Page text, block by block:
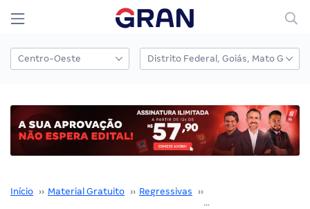
Início ›› Material Gratuito ›› Regressivas ››